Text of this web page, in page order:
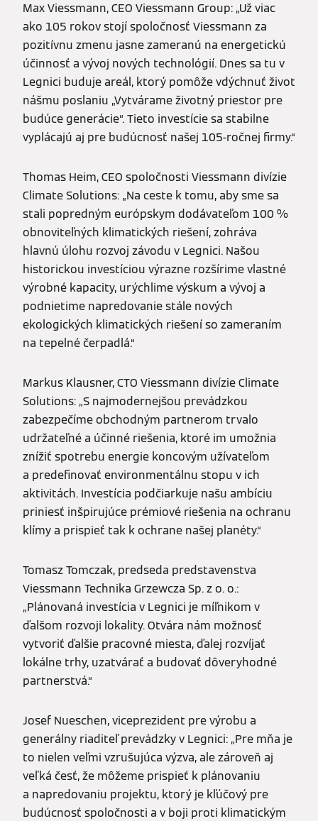
Max Viessmann, CEO Viessmann Group: „Už viac
ako 105 rokov stojí spoločnosť Viessmann za
pozitívnu zmenu jasne zameranú na energetickú
účinnosť a vývoj nových technológií. Dnes sa tu v
Legnici buduje areál, ktorý pomôže vdýchnuť život
nášmu poslaniu „Vytvárame životný priestor pre
budúce generácie“. Tieto investície sa stabilne
vyplácajú aj pre budúcnosť našej 105-ročnej firmy.“
Thomas Heim, CEO spoločnosti Viessmann divízie
Climate Solutions: „Na ceste k tomu, aby sme sa
stali popredným európskym dodávateľom 100 %
obnoviteľných klimatických riešení, zohráva
hlavnú úlohu rozvoj závodu v Legnici. Našou
historickou investíciou výrazne rozšírime vlastné
výrobné kapacity, urýchlime výskum a vývoj a
podnietime napredovanie stále nových
ekologických klimatických riešení so zameraním
na tepelné čerpadlá.“
Markus Klausner, CTO Viessmann divízie Climate
Solutions: „S najmodernejšou prevádzkou
zabezpečíme obchodným partnerom trvalo
udržateľné a účinné riešenia, ktoré im umožnia
znížiť spotrebu energie koncovým užívateľom
a predefinovať environmentálnu stopu v ich
aktivitách. Investícia podčiarkuje našu ambíciu
priniesť inšpirujúce prémiové riešenia na ochranu
klímy a prispieť tak k ochrane našej planéty.“
Tomasz Tomczak, predseda predstavenstva
Viessmann Technika Grzewcza Sp. z o. o.:
„Plánovaná investícia v Legnici je míľnikom v
ďalšom rozvoji lokality. Otvára nám možnosť
vytvoriť ďalšie pracovné miesta, ďalej rozvíjať
lokálne trhy, uzatvárať a budovať dôveryhodné
partnerstvá.“
Josef Nueschen, viceprezident pre výrobu a
generálny riaditeľ prevádzky v Legnici: „Pre mňa je
to nielen veľmi vzrušujúca výzva, ale zároveň aj
veľká česť, že môžeme prispieť k plánovaniu
a napredovaniu projektu, ktorý je kľúčový pre
budúcnosť spoločnosti a v boji proti klimatickým